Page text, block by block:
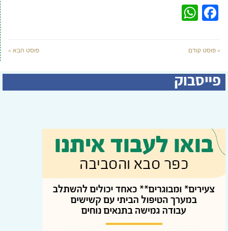
Facebook
« פוסט קודם פוסט הבא »